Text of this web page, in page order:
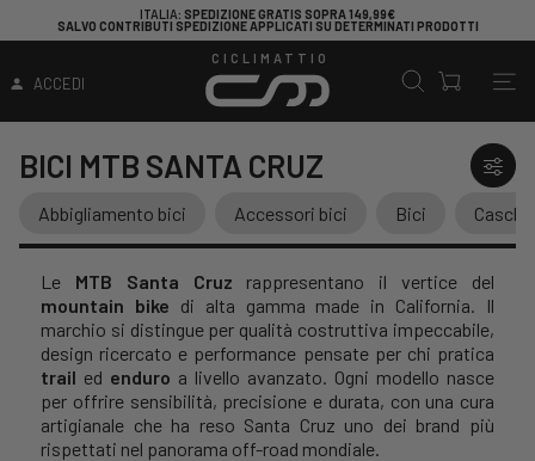
CERCHI UNA BICICLETTA PER INIZIARE A PEDALARE?DAI UN'OCCHIATA QUI!
ACCEDI
CICLIMATTIO
BICI MTB SANTA CRUZ
Abbigliamento bici Accessori bici Bici Caschi
Le MTB Santa Cruz rappresentano il vertice del
mountain bike di alta gamma made in California. Il
marchio si distingue per qualità costruttiva impeccabile,
design ricercato e performance pensate per chi pratica
trail ed enduro a livello avanzato. Ogni modello nasce
per offrire sensibilità, precisione e durata, con una cura
artigianale che ha reso Santa Cruz uno dei brand più
rispettati nel panorama off-road mondiale.